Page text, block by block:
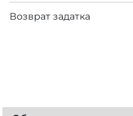
Возврат задатка